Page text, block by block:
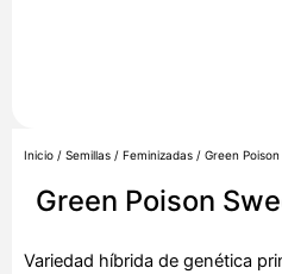
Inicio / Semillas / Feminizadas / Green
Green Poison
Variedad híbrida de genética